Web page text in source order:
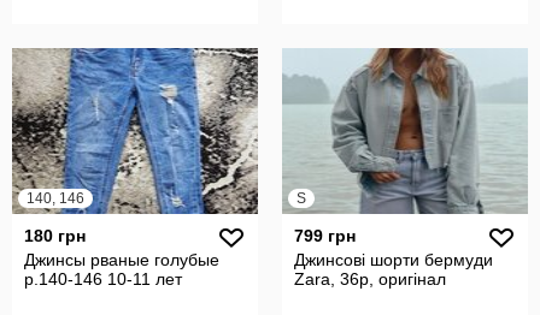
140, 146
180 грн
Джинсы рваные голубые
р.140-146 10-11 лет
S
799 грн
Джинсові шорти бермуди
Zara, 36р, оригінал